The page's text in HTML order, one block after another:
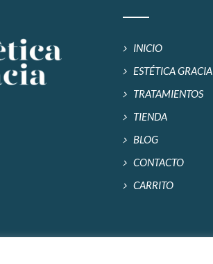
INICIO
ESTÉTICA GRACIA
TRATAMIENTOS
TIENDA
BLOG
CONTACTO
CARRITO